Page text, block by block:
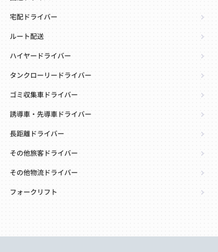
宅配ドライバー
ルート配送
ハイヤードライバー
タンクローリードライバー
ゴミ収集車ドライバー
誘導車・先導車ドライバー
長距離ドライバー
その他旅客ドライバー
その他物流ドライバー
フォークリフト